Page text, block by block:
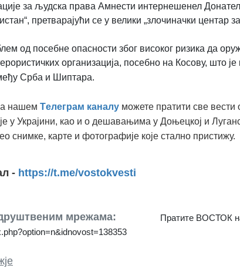
за људска права Амнести интернешенел
претварајући се у велики „злочиначки центар
од посебне опасности због високог ризика да
организација, посебно на Косову, што је
Срба и Шиптара.
нашем Tелеграм каналу можете пратити све вести
у Украјини, као и о дешавањима у Доњецкој и
снимке, карте и фотографије које стално пристижу.
- https://t.me/vostokvesti
мрежама: Пратите ВОСТОК